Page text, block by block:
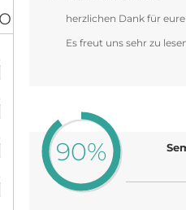
herzlichen Dank für
Es freut uns sehr zu
90%